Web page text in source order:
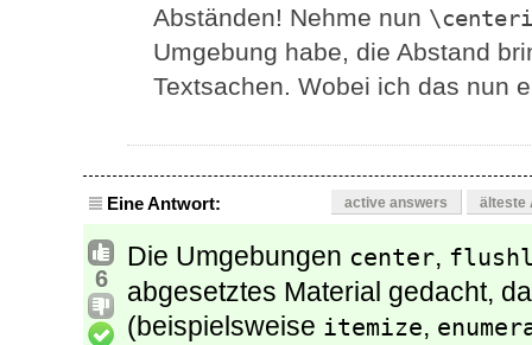
Abständen! Nehme nun
Umgebung habe, die Abstand
Textsachen. Wobei ich das nun
Eine Antwort: active answers älteste
6
Die Umgebungen center,
abgesetztes Material gedacht,
(beispielsweise itemize,